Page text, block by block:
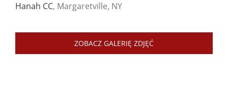
Hanah CC, Margaretville, NY
ZOBACZ GALERIĘ ZDJĘĆ